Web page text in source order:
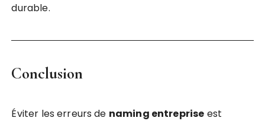
durable.
Conclusion
Éviter les erreurs de naming entreprise est